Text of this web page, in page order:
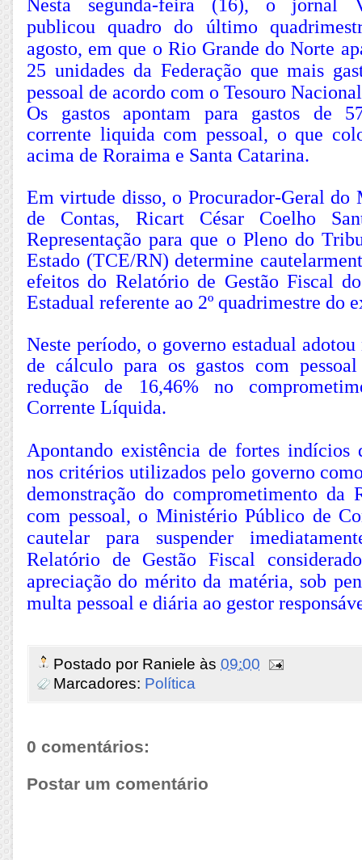
Nesta segunda-feira (16), o jornal
publicou quadro do último
agosto, em que o Rio Grande do Norte
25 unidades da Federação que mais
pessoal de acordo com o Tesouro
Os gastos apontam para gastos de
corrente liquida com pessoal, o que
acima de Roraima e Santa Catarina.
Em virtude disso, o Procurador-Geral do
de Contas, Ricart César Coelho
Representação para que o Pleno do
Estado (TCE/RN) determine
efeitos do Relatório de Gestão Fiscal
Estadual referente ao 2º quadrimestre do
Neste período, o governo estadual
de cálculo para os gastos com
redução de 16,46% no
Corrente Líquida.
Apontando existência de fortes indícios
nos critérios utilizados pelo governo
demonstração do comprometimento da
com pessoal, o Ministério Público de
cautelar para suspender
Relatório de Gestão Fiscal
apreciação do mérito da matéria, sob
multa pessoal e diária ao gestor
Postado por Raniele às 09:00
Marcadores: Política
0 comentários:
Postar um comentário